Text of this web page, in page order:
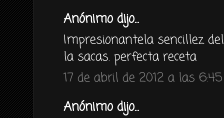
Anónimo dijo...
Impresionantela sencillez
la sacas. perfecta receta
17 de abril de 2012 a las 6:45
Anónimo dijo...